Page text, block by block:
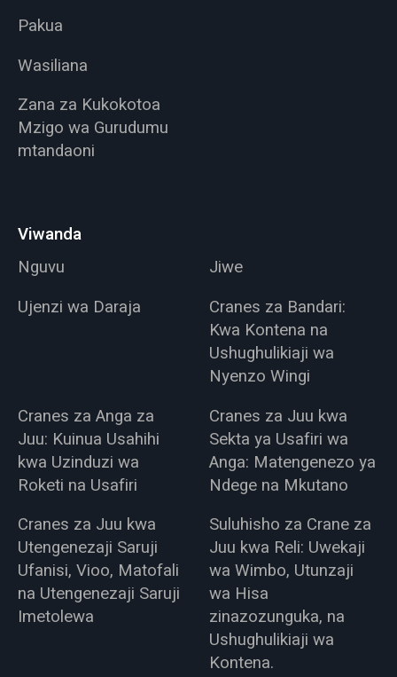
Pakua
Wasiliana
Zana za Kukokotoa
Mzigo wa Gurudumu
mtandaoni
Viwanda
Nguvu
Jiwe
Ujenzi wa Daraja
Cranes za Bandari:
Kwa Kontena na
Ushughulikiaji wa
Nyenzo Wingi
Cranes za Anga za
Juu: Kuinua Usahihi
kwa Uzinduzi wa
Roketi na Usafiri
Cranes za Juu kwa
Sekta ya Usafiri wa
Anga: Matengenezo ya
Ndege na Mkutano
Cranes za Juu kwa
Utengenezaji Saruji
Ufanisi, Vioo, Matofali
na Utengenezaji Saruji
Imetolewa
Suluhisho za Crane za
Juu kwa Reli: Uwekaji
wa Wimbo, Utunzaji
wa Hisa
zinazozunguka, na
Ushughulikiaji wa
Kontena.